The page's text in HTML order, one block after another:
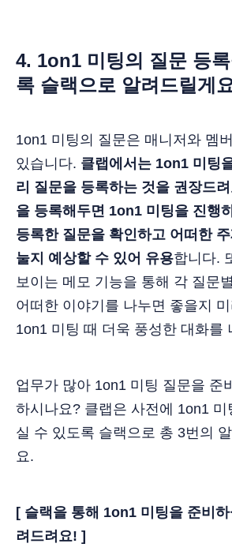
4. 1on1 미팅의 질문 등
록 슬랙으로 알려드릴게
1on1 미팅의 질문은 매니저와 멤
있습니다. 클랩에서는 1on1 미팅
리 질문을 등록하는 것을 권장드
을 등록해두면 1on1 미팅을 진행
등록한 질문을 확인하고 어떠한
눌지 예상할 수 있어 유용합니다.
보이는 메모 기능을 통해 각 질문
어떠한 이야기를 나누면 좋을지
1on1 미팅 때 더욱 풍성한 대화를
업무가 많아 1on1 미팅 질문을 준
하시나요? 클랩은 사전에 1on1
실 수 있도록 슬랙으로 총 3번의
요.
[ 슬랙을 통해 1on1 미팅을 준비
려드려요! ]